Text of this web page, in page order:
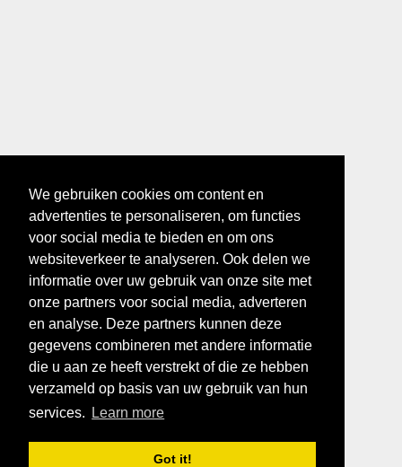
We gebruiken cookies om content en
advertenties te personaliseren, om functies
voor social media te bieden en om ons
websiteverkeer te analyseren. Ook delen we
informatie over uw gebruik van onze site met
onze partners voor social media, adverteren
en analyse. Deze partners kunnen deze
gegevens combineren met andere informatie
die u aan ze heeft verstrekt of die ze hebben
verzameld op basis van uw gebruik van hun
services.
Learn more
Got it!